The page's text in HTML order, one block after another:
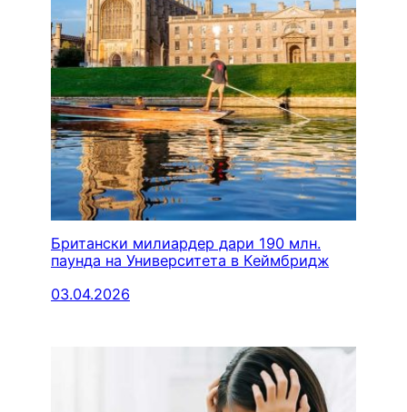
Британски милиардер дари 190 млн.
паунда на Университета в Кеймбридж
03.04.2026